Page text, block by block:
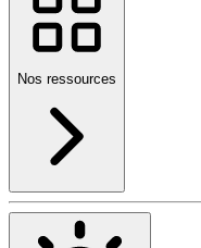
Nos ressources